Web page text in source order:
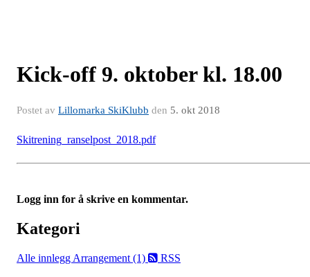
Kick-off 9. oktober kl. 18.00
Postet av Lillomarka SkiKlubb den 5. okt 2018
Skitrening_ranselpost_2018.pdf
Logg inn for å skrive en kommentar.
Kategori
Alle innlegg Arrangement (1) RSS